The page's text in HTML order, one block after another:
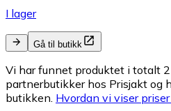
I lager
Gå til butikk
Vi har funnet produktet i totalt
partnerbutikker hos Prisjakt og
butikken. Hvordan vi viser